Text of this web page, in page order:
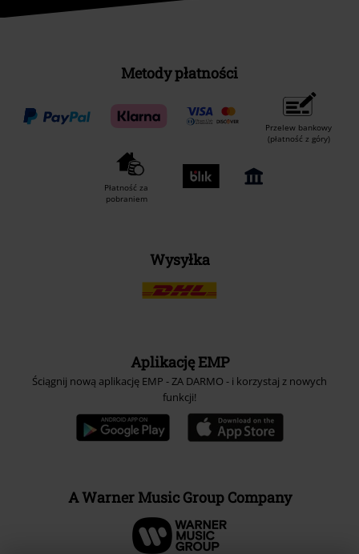
Metody płatności
Przelew bankowy
(płatność z góry)
Płatność za
pobraniem
Wysyłka
Aplikację EMP
Ściągnij nową aplikację EMP - ZA DARMO - i korzystaj z nowych
funkcji!
A Warner Music Group Company